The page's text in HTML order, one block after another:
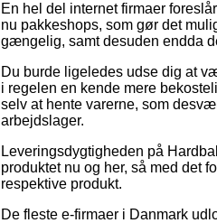
En hel del internet firmaer
nu pakkeshops, som gør det
gængelig, samt desuden endda
Du burde ligeledes udse dig at
i regelen en kende mere
selv at hente varerne, som
arbejdslager.
Leveringsdygtigheden på
produktet nu og her, så med det
respektive produkt.
De fleste e-firmaer i Danmark